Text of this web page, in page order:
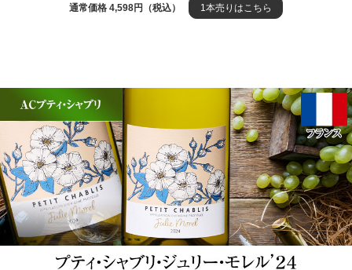
通常価格 4,598円（税込） 1本売りはこちら